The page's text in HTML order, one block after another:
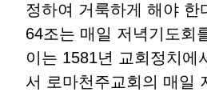
정하여 거룩하게 해야 한
64조는 매일 저녁기도회
이는 1581년 교회정치에
서 로마천주교회의 매일